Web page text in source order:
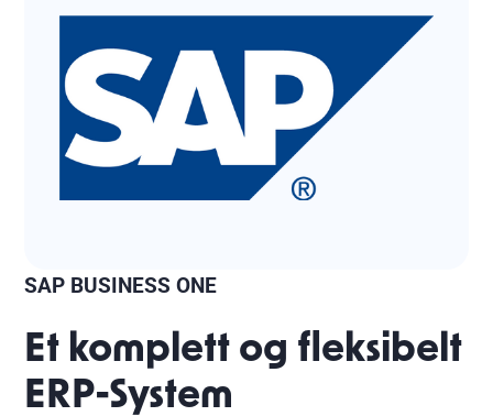
SAP BUSINESS ONE
Et komplett og fleksibelt
ERP-System